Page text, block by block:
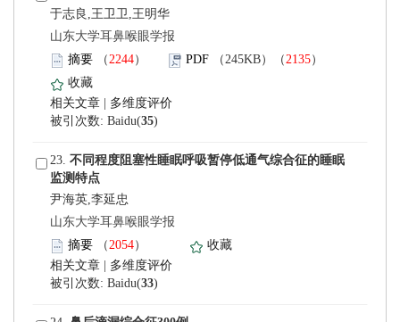
于志良,王卫卫,王明华
山东大学耳鼻喉眼学报
）
）
)
23.
尹海英,李延忠
山东大学耳鼻喉眼学报
）
)